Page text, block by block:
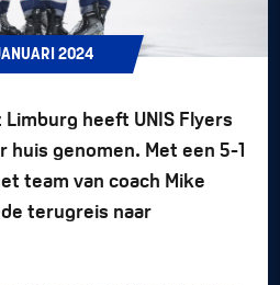
2024
Limburg heeft UNIS Flyers
huis genomen. Met een 5-1
team van coach Mike
terugreis naar